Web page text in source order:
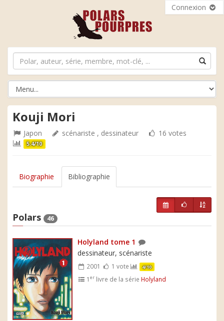
Connexion
Kouji Mori
Japon scénariste , dessinateur 16 votes
5.4/10
Biographie Bibliographie
Polars 46
Holyland tome 1
dessinateur, scénariste
2001 1 vote 4/10
1er livre de la série Holyland